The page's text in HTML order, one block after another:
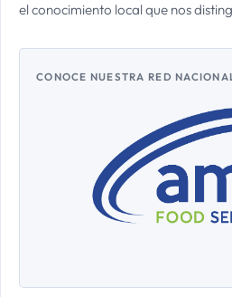
el conocimiento local que nos
CONOCE NUESTRA RED